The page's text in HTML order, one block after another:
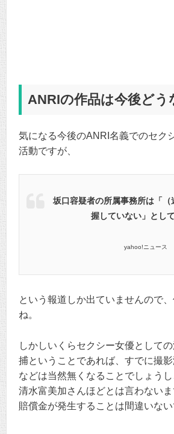
ANRIの作品は今後どう
気になる今後のANRI名義でのセク
活動ですが、
坂口容疑者の所属事務所は「（
握していない」として
yahoo!ニュース
という報道しか出ていませんので
ね。
しかしいくらセクシー女優として
捕ということであれば、すでに撮
などは当然無くなることでしょうし
清水富美加さんほどとは言わない
賠償金が発生することは間違いない